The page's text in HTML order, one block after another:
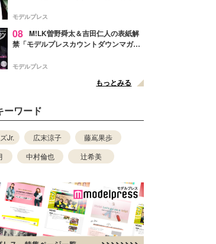
徴する“謎のキーワード”も
モデルプレス
08 M!LK曽野舜太＆吉田仁人の表紙解
禁「モデルプレスカウントダウンマガジ
モデルプレス
もっとみる
ーワード
Jr. 広末涼子
藤嶌果歩
中村倫也 辻希美